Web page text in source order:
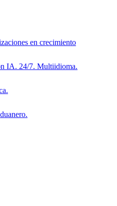
en crecimiento
IA. 24/7. Multiidioma.